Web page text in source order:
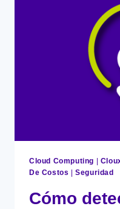
NUBE
SIN
Cloud Computing
De Costos
|Seguridad
Cómo